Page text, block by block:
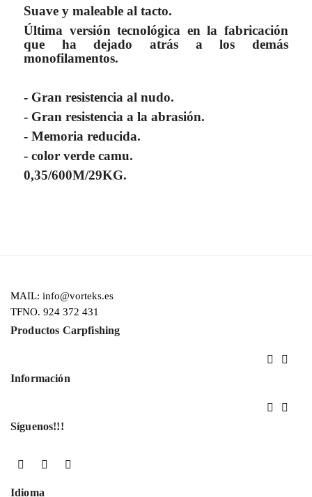
Suave y maleable al tacto.
Última versión tecnológica en la fabricación
que ha dejado atrás a los demás
monofilamentos.
- Gran resistencia al nudo.
- Gran resistencia a la abrasión.
- Memoria reducida.
- color verde camu.
0,35/600M/29KG.
MAIL: info@vorteks.es
TFNO. 924 372 431
Productos Carpfishing


Información


Síguenos!!!
Idioma